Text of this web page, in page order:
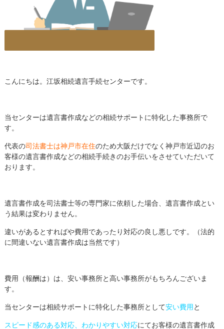
こんにちは。江坂相続遺言手続センターです。
当センターは遺言書作成などの相続サポートに特化した事務所で
す。
代表の司法書士は神戸市在住のため大阪だけでなく神戸市近辺のお
客様の遺言書作成などの相続手続きのお手伝いをさせていただいて
おります。
遺言書作成を司法書士等の専門家に依頼した場合、遺言書作成とい
う結果は変わりません。
違いがあるとすればや費用であったり対応の良し悪しです。（法的
に間違いない遺言書作成は当然です）
費用（報酬は）は、安い事務所と高い事務所がもちろんございま
す。
当センターは相続サポートに特化した事務所として安い費用 と
スピード感のある対応、わかりやすい対応にてお客様の遺言書作成